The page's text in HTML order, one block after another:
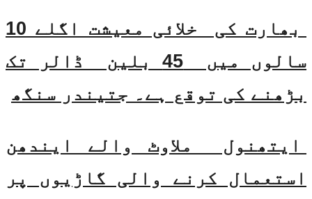
بھارت کی خلائی معیشت اگلے 10
سالوں میں 45 بلین ڈالر تک
بڑھنے کی توقع ہے۔ جتیندر سنگھ
ایتھنول ملاوٹ والے ایندھن
استعمال کرنے والی گاڑیوں پر